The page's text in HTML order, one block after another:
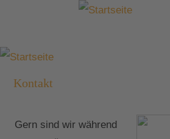
Kontakt
Gern sind wir während